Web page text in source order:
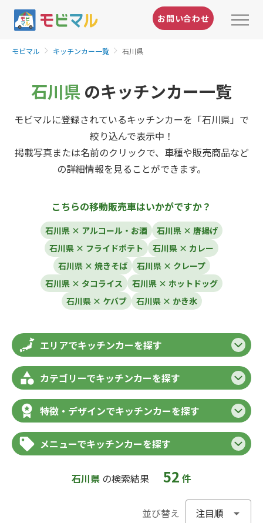
お問い合わせ
モビマル キッチンカー一覧 石川県
石川県 のキッチンカー一覧
モビマルに登録されているキッチンカーを「石川県」で
絞り込んで表示中！
掲載写真または名前のクリックで、車種や販売商品など
の詳細情報を見ることができます。
こちらの移動販売車はいかがですか？
石川県 × アルコール・お酒
石川県 × 唐揚げ
石川県 × フライドポテト
石川県 × カレー
石川県 × 焼きそば
石川県 × クレープ
石川県 × タコライス
石川県 × ホットドッグ
石川県 × ケバブ
石川県 × かき氷
エリアでキッチンカーを探す
カテゴリーでキッチンカーを探す
特徴・デザインでキッチンカーを探す
メニューでキッチンカーを探す
石川県 の検索結果 52 件
並び替え